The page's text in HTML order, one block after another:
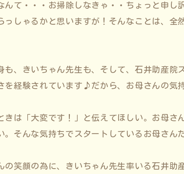
んて・・・お掃除しなきゃ・・ちょっと申し
っしゃるかと思いますが！そんなことは、全
も、きいちゃん先生も、そして、石井助産院
を経験されています♪だから、お母さんの気
きは「大変です！」と伝えてほしい。お母さ
。そんな気持ちでスタートしているお母さん
の笑顔の為に、きいちゃん先生率いる石井助